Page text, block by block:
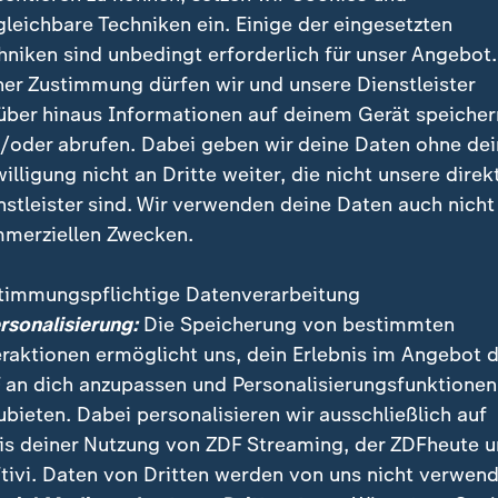
Bayern kurzzeitig in
erzielten Luis Díaz (30. Minute), zwei Mal
Guerreiro (68.), Harry Kane (69.) und Leon
Zuschauern zwei Eigentore der Wolfsburger durch
(53.).
gut, muss ich sagen. Das
vorgenommen, uns hier zu
Januartag so ein bisschen in
Neuer
hatte der abstiegsgefährdete VfL nach dem 1:1-
Techniken ein. Einige der eingesetzten
sind unbedingt erforderlich für unser
Zustimmung dürfen wir und unsere Dienstleister
hinaus Informationen auf deinem Gerät
oder abrufen. Dabei geben wir deine Daten ohne
nicht an Dritte weiter, die nicht unsere
sind. Wir verwenden deine Daten auch nicht
Zwecken.
Datenverarbeitung
Die Speicherung von bestimmten
ermöglicht uns, dein Erlebnis im Angebot
an dich anzupassen und Personalisierungsfunktionen
Dabei personalisieren wir ausschließlich auf
deiner Nutzung von ZDF Streaming, der ZDFheute
Daten von Dritten werden von uns nicht